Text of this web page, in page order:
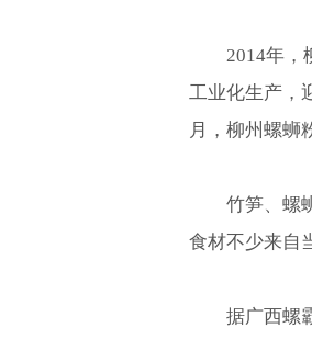
2014年，
工业化生产，
月，柳州螺蛳
竹笋、螺
食材不少来自
据广西螺